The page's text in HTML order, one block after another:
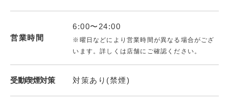
営業時間
6:00〜24:00
※曜日などにより営業時間が異なる場合がござ
います。詳しくは店舗にご確認ください。
受動喫煙対策 対策あり(禁煙)